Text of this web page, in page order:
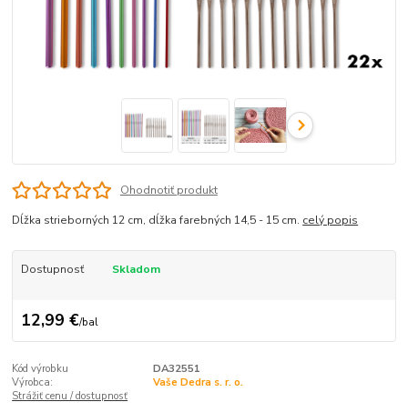
Ohodnotiť produkt
Dĺžka strieborných 12 cm, dĺžka farebných 14,5 - 15 cm. celý popis
Dostupnosť Skladom
12,99 €/bal
Kód výrobku
DA32551
Výrobca:
Vaše Dedra s. r. o.
Strážiť cenu / dostupnosť